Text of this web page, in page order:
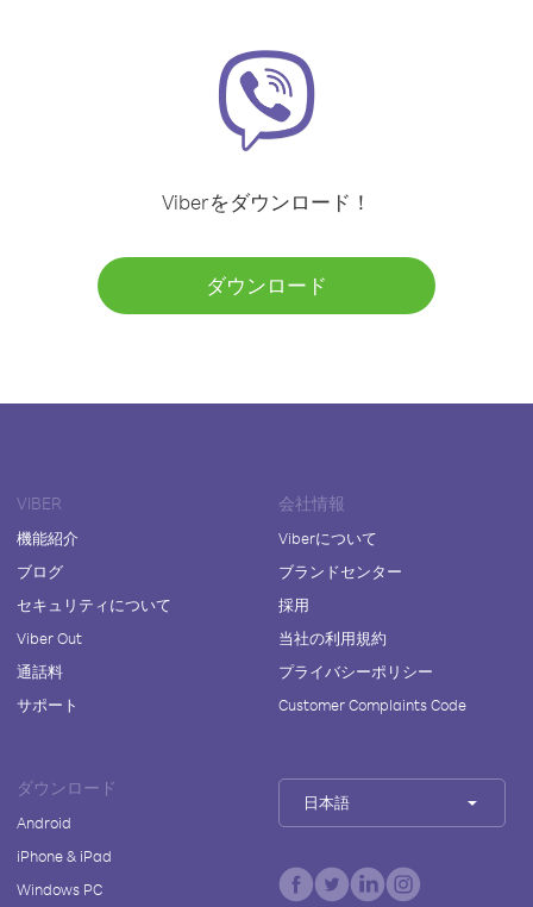
Viberをダウンロード！
ダウンロード
VIBER
機能紹介
ブログ
セキュリティについて
Viber Out
通話料
サポート
会社情報
Viberについて
ブランドセンター
採用
当社の利用規約
プライバシーポリシー
Customer Complaints Code
ダウンロード
Android
iPhone & iPad
Windows PC
日本語